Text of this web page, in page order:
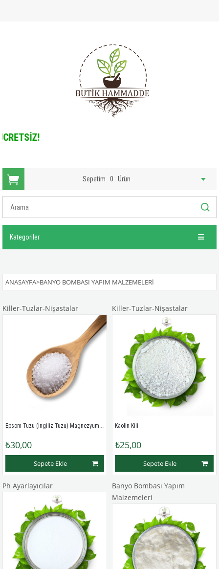
Sepetim 0 Ürün
Kategoriler
ANASAYFA>BANYO BOMBASI YAPIM MALZEMELERI
Killer-Tuzlar-Nişastalar
Epsom Tuzu (İngiliz Tuzu)-Magnezyum Sülfat
₺30,00
Sepete Ekle
Killer-Tuzlar-Nişastalar
Kaolin Kili
₺25,00
Sepete Ekle
Ph Ayarlayıcılar
Banyo Bombası Yapım
Malzemeleri